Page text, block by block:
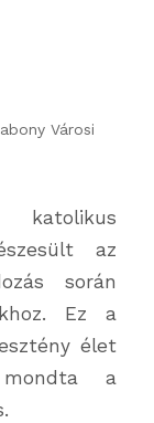
Városi
katolikus
az
során
Ez a
élet
a